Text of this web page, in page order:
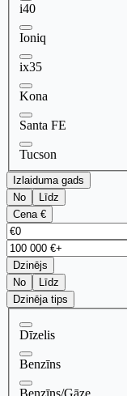
i40
Ioniq
ix35
Kona
Santa FE
Tucson
Izlaiduma gads
No
Līdz
Cena €
Dzinējs
No
Līdz
Dzinēja tips
Dīzelis
Benzīns